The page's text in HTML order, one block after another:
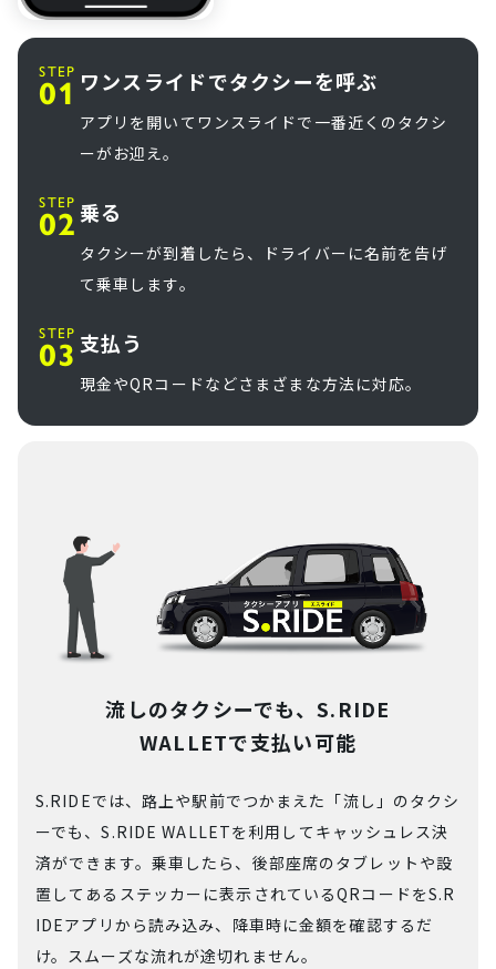
STEP ワンスライドでタクシーを呼ぶ
アプリを開いてワンスライドで一番近くのタクシ
ーがお迎え。
STEP 乗る
タクシーが到着したら、ドライバーに名前を告げ
て乗車します。
STEP 支払う
現金やQRコードなどさまざまな方法に対応。
流しのタクシーでも、S.RIDE
WALLETで支払い可能
S.RIDEでは、路上や駅前でつかまえた「流し」のタクシ
ーでも、S.RIDE WALLETを利用してキャッシュレス決
済ができます。乗車したら、後部座席のタブレットや設
置してあるステッカーに表示されているQRコードをS.R
IDEアプリから読み込み、降車時に金額を確認するだ
け。スムーズな流れが途切れません。